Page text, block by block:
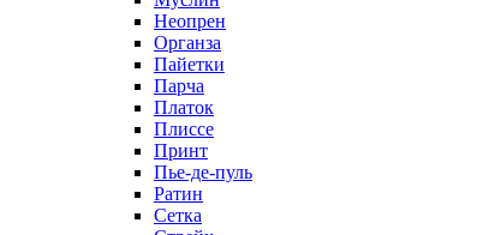
Неопрен
Органза
Пайетки
Парча
Платок
Плиссе
Принт
Пье-де-пуль
Ратин
Сетка